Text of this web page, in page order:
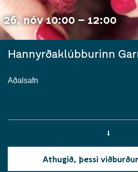
26. nóv 10:00 – 12:00
Hannyrðaklúbburinn
Aðalsafn
Athugið, þessi